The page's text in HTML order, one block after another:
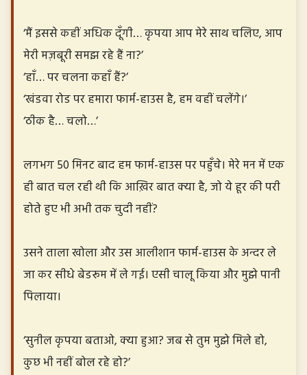
‘मैं इससे कहीं अधिक दूँगी… कृपया आप मेरे साथ चलिए, आप
मेरी मज़बूरी समझ रहे हैं ना?’
‘हाँ… पर चलना कहाँ हैं?’
‘खंडवा रोड पर हमारा फार्म-हाउस है, हम वहीं चलेंगे।’
‘ठीक है… चलो…’
लगभग 50 मिनट बाद हम फार्म-हाउस पर पहुँचे। मेरे मन में एक
ही बात चल रही थी कि आख़िर बात क्या है, जो ये हूर की परी
होते हुए भी अभी तक चुदी नहीं?
उसने ताला खोला और उस आलीशान फार्म-हाउस के अन्दर ले
जा कर सीधे बेडरूम में ले गई। एसी चालू किया और मुझे पानी
पिलाया।
‘सुनील कृपया बताओ, क्या हुआ? जब से तुम मुझे मिले हो,
कुछ भी नहीं बोल रहे हो?’